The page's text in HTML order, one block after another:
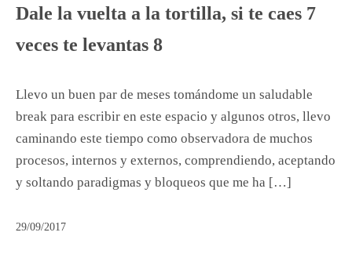
Dale la vuelta a la tortilla, si te caes 7
veces te levantas 8
Llevo un buen par de meses tomándome un saludable
break para escribir en este espacio y algunos otros, llevo
caminando este tiempo como observadora de muchos
procesos, internos y externos, comprendiendo, aceptando
y soltando paradigmas y bloqueos que me ha […]
29/09/2017